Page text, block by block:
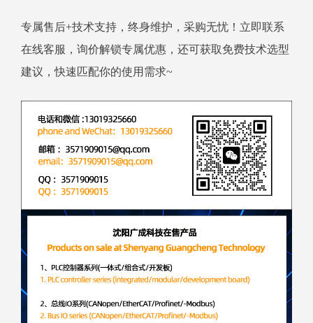
专属售后+技术支持，终身维护，采购无忧！立即联系
在线客服，询价解锁专属优惠，还可获取免费技术选型
建议，快速匹配你的使用需求~